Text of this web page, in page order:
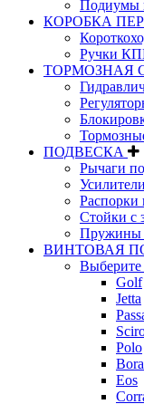
Подиумы
КОРОБКА
Ручки
ТОРМОЗНАЯ
ПОДВЕСКА
Рычаги
Распорки
Стойки с
Пружины
ВИНТОВАЯ
Golf
Jetta
Polo
Bora
Eos